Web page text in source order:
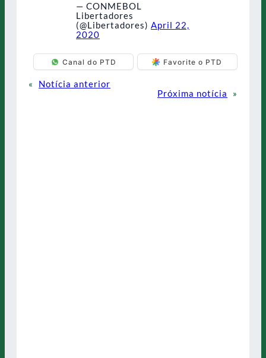
— CONMEBOL
Libertadores
(@Libertadores) April 22,
2020
Canal do PTD Favorite o PTD
«
Notícia anterior
Próxima notícia
»